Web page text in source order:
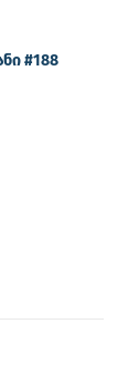
#188